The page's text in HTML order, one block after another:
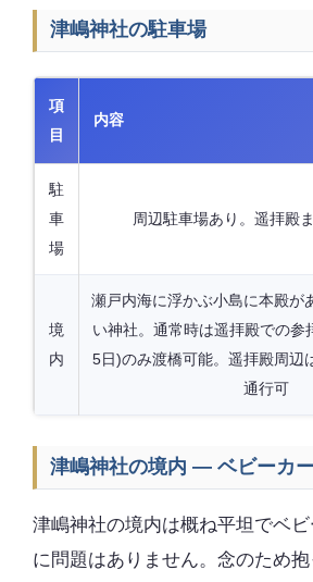
津嶋神社の駐車場
項
目
内容
駐
車
場
周辺駐車場あり。遥拝殿
境
内
瀬戸内海に浮かぶ小島に本殿が
い神社。通常時は遥拝殿での参
5日)のみ渡橋可能。遥拝殿周辺
通行可
津嶋神社の境内 — ベビーカ
津嶋神社の境内は概ね平坦でベ
に問題はありません。念のため